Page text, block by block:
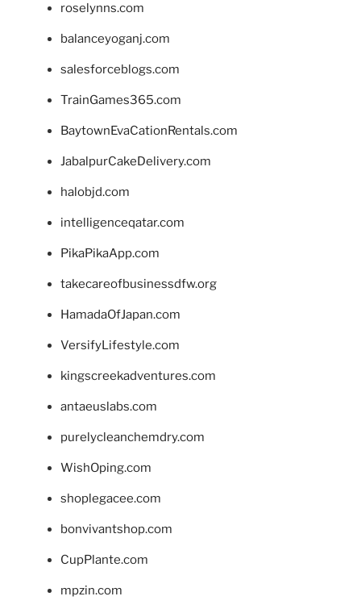
roselynns.com
balanceyoganj.com
salesforceblogs.com
TrainGames365.com
BaytownEvaCationRentals.com
JabalpurCakeDelivery.com
halobjd.com
intelligenceqatar.com
PikaPikaApp.com
takecareofbusinessdfw.org
HamadaOfJapan.com
VersifyLifestyle.com
kingscreekadventures.com
antaeuslabs.com
purelycleanchemdry.com
WishOping.com
shoplegacee.com
bonvivantshop.com
CupPlante.com
mpzin.com